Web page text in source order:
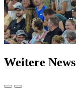
Weitere News